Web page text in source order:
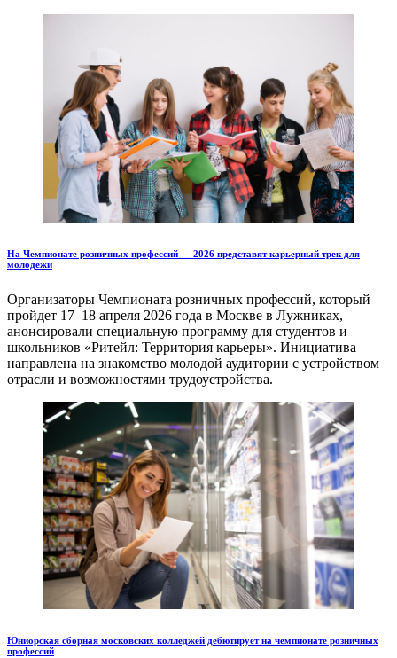
На Чемпионате розничных профессий — 2026 представят карьерный трек для
молодежи
Организаторы Чемпионата розничных профессий, который
пройдет 17–18 апреля 2026 года в Москве в Лужниках,
анонсировали специальную программу для студентов и
школьников «Ритейл: Территория карьеры». Инициатива
направлена на знакомство молодой аудитории с устройством
отрасли и возможностями трудоустройства.
Юниорская сборная московских колледжей дебютирует на чемпионате розничных
профессий